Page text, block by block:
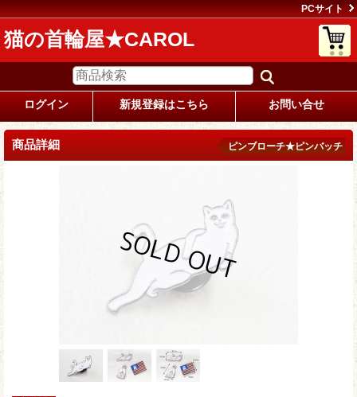
PCサイト
猫の首輪屋★CAROL
ログイン 新規登録はこちら お問い合せ
商品詳細 ピンブローチ★ピンバッチ